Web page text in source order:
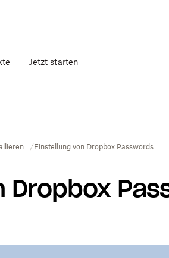
Jetzt starten
Einstellung von Dropbox Passwords
Dropbox